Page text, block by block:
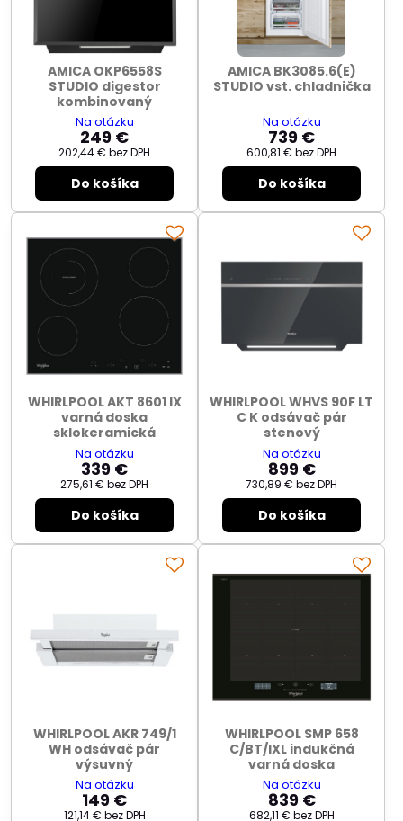
AMICA OKP6558S
STUDIO digestor
kombinovaný
Na otázku
249 €
202,44 € bez DPH
Do košíka
AMICA BK3085.6(E)
STUDIO vst. chladnička
Na otázku
739 €
600,81 € bez DPH
Do košíka
WHIRLPOOL AKT 8601 IX
varná doska
sklokeramická
Na otázku
339 €
275,61 € bez DPH
Do košíka
WHIRLPOOL WHVS 90F LT
C K odsávač pár
stenový
Na otázku
899 €
730,89 € bez DPH
Do košíka
WHIRLPOOL AKR 749/1
WH odsávač pár
výsuvný
Na otázku
149 €
121,14 € bez DPH
WHIRLPOOL SMP 658
C/BT/IXL indukčná
varná doska
Na otázku
839 €
682,11 € bez DPH